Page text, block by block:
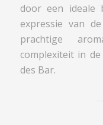
door een ideale
expressie van
prachtige
complexiteit in
des Bar.